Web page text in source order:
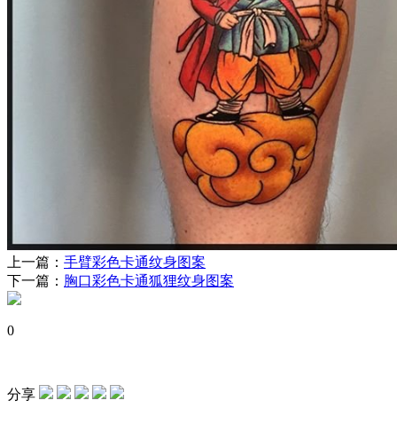
上一篇： 手臂彩色卡通纹身图案
下一篇： 胸口彩色卡通狐狸纹身图案
0
分享